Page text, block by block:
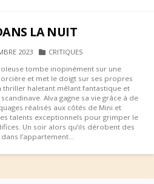
LA NUIT
2023 CATEGORIES
CRITIQUES
tombe inopinément sur une
et met le doigt sur ses propres
thriller haletant mêlant fantastique et
Alva gagne sa vie grâce à de
réalisés aux côtés de Mini et
talents exceptionnels pour grimper le
Un soir alors qu’ils dérobent des
l’appartement...